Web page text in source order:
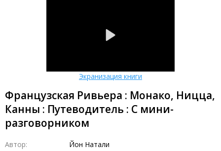
Экранизация книги
Французская Ривьера : Монако, Ницца,
Канны : Путеводитель : С мини-
разговорником
Автор: Йон Натали